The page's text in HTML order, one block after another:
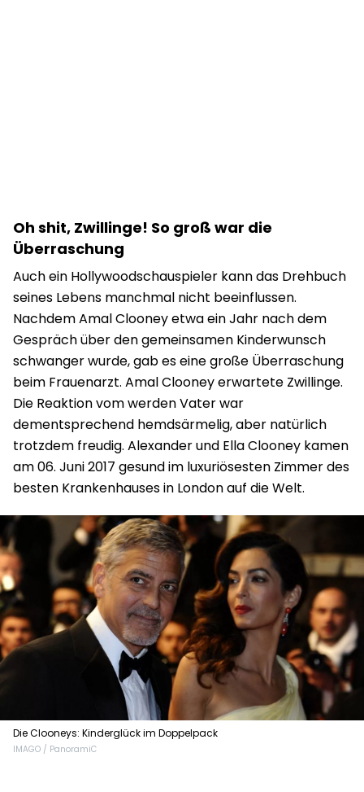
Oh shit, Zwillinge! So groß war die
Überraschung
Auch ein Hollywoodschauspieler kann das Drehbuch
seines Lebens manchmal nicht beeinflussen.
Nachdem Amal Clooney etwa ein Jahr nach dem
Gespräch über den gemeinsamen Kinderwunsch
schwanger wurde, gab es eine große Überraschung
beim Frauenarzt. Amal Clooney erwartete Zwillinge.
Die Reaktion vom werden Vater war
dementsprechend hemdsärmelig, aber natürlich
trotzdem freudig. Alexander und Ella Clooney kamen
am 06. Juni 2017 gesund im luxuriösesten Zimmer des
besten Krankenhauses in London auf die Welt.
Die Clooneys: Kinderglück im Doppelpack
IMAGO / PanoramiC